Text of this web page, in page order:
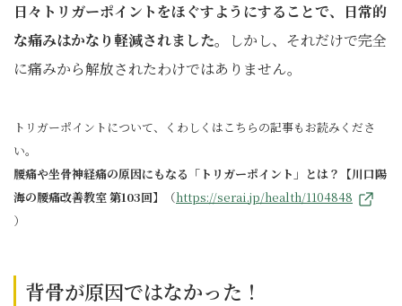
日々トリガーポイントをほぐすようにすることで、日常的
な痛みはかなり軽減されました。
しかし、それだけで完全
に痛みから解放されたわけではありません。
トリガーポイントについて、くわしくはこちらの記事もお読みくださ
い。
腰痛や坐骨神経痛の原因にもなる「トリガーポイント」とは？【川口陽
海の腰痛改善教室 第103回】
（https://serai.jp/health/1104848
）
背骨が原因ではなかった！